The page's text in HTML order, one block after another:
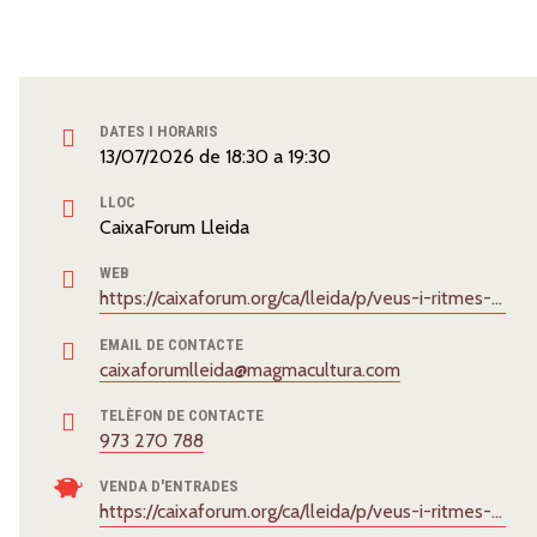
DATES I HORARIS
13/07/2026 de 18:30 a 19:30
LLOC
CaixaForum Lleida
WEB
https://caixaforum.org/ca/lleida/p/veus-i-ritmes-del-mon-lleida
EMAIL DE CONTACTE
caixaforumlleida@magmacultura.com
TELÈFON DE CONTACTE
973 270 788
VENDA D'ENTRADES
https://caixaforum.org/ca/lleida/p/veus-i-ritmes-del-mon-lleida